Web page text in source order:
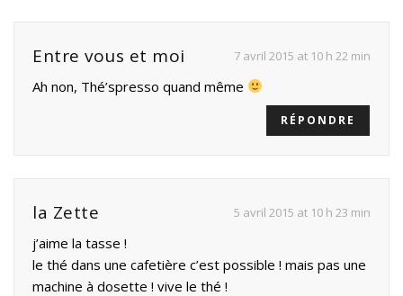
Entre vous et moi 7 avril 2015 at 10 h 22 min
Ah non, Thé’spresso quand même
RÉPONDRE
la Zette 5 avril 2015 at 10 h 23 min
j’aime la tasse !
le thé dans une cafetière c’est possible ! mais pas une
machine à dosette ! vive le thé !